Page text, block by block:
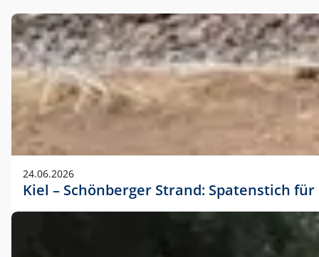
24.06.2026
Kiel – Schönberger Strand: Spatenstich